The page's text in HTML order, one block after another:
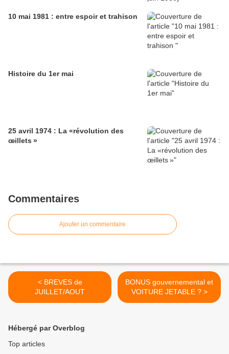
10 mai 1981 : entre espoir et trahison
Histoire du 1er mai
25 avril 1974 : La «révolution des
œillets »
Commentaires
Ajouter un commentaire
< BREVES de
JUILLET/AOUT
BONUS gouvernemental et
VOITURE JETABLE ? >
Hébergé par Overblog
Top articles